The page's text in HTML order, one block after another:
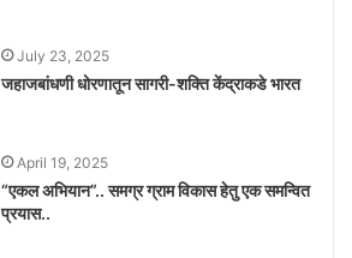
July 23, 2025
जहाजबांधणी धोरणातून सागरी-शक्ति केंद्राकडे भारत
April 19, 2025
“एकल अभियान”.. समग्र ग्राम विकास हेतु एक समन्वित
प्रयास..